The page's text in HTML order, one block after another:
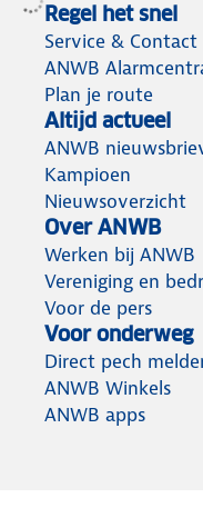
Regel het snel
Service & Contact
ANWB
Plan je route
Altijd actueel
ANWB
Kampioen
Nieuwsoverzicht
Over ANWB
Werken bij ANWB
Vereniging en
Voor de pers
Voor onderweg
Direct pech
ANWB Winkels
ANWB apps